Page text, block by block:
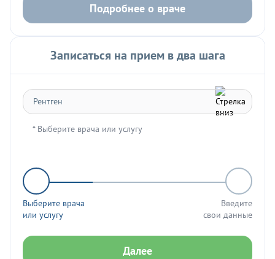
Подробнее о враче
Записаться на прием в два шага
* Выберите врача или услугу
Выберите врача
или услугу
Введите
свои данные
Далее